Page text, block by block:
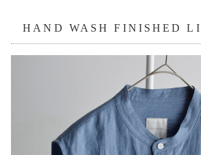
HAND WASH FINISHED